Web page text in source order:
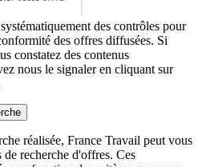
des contrôles pour
des offres diffusées. Si
constatez des contenus
nous le signaler en cliquant sur
réalisée, France Travail peut vous
recherche d'offres. Ces